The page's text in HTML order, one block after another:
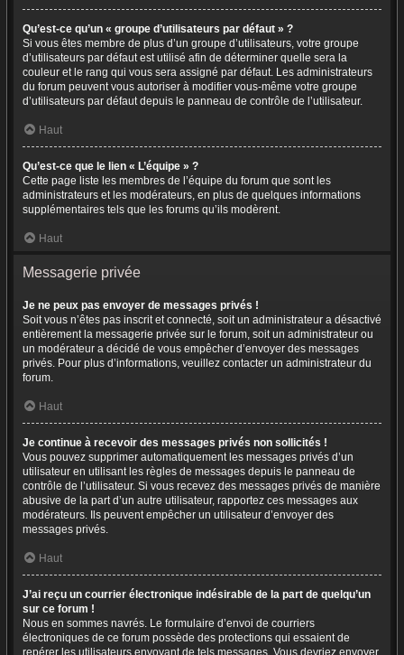
Qu’est-ce qu’un « groupe d’utilisateurs par défaut » ?
Si vous êtes membre de plus d’un groupe d’utilisateurs, votre groupe
d’utilisateurs par défaut est utilisé afin de déterminer quelle sera la
couleur et le rang qui vous sera assigné par défaut. Les administrateurs
du forum peuvent vous autoriser à modifier vous-même votre groupe
d’utilisateurs par défaut depuis le panneau de contrôle de l’utilisateur.
Haut
Qu’est-ce que le lien « L’équipe » ?
Cette page liste les membres de l’équipe du forum que sont les
administrateurs et les modérateurs, en plus de quelques informations
supplémentaires tels que les forums qu’ils modèrent.
Haut
Messagerie privée
Je ne peux pas envoyer de messages privés !
Soit vous n’êtes pas inscrit et connecté, soit un administrateur a désactivé
entièrement la messagerie privée sur le forum, soit un administrateur ou
un modérateur a décidé de vous empêcher d’envoyer des messages
privés. Pour plus d’informations, veuillez contacter un administrateur du
forum.
Haut
Je continue à recevoir des messages privés non sollicités !
Vous pouvez supprimer automatiquement les messages privés d’un
utilisateur en utilisant les règles de messages depuis le panneau de
contrôle de l’utilisateur. Si vous recevez des messages privés de manière
abusive de la part d’un autre utilisateur, rapportez ces messages aux
modérateurs. Ils peuvent empêcher un utilisateur d’envoyer des
messages privés.
Haut
J’ai reçu un courrier électronique indésirable de la part de quelqu’un
sur ce forum !
Nous en sommes navrés. Le formulaire d’envoi de courriers
électroniques de ce forum possède des protections qui essaient de
repérer les utilisateurs envoyant de tels messages. Vous devriez envoyer